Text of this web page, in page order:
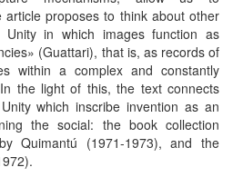
proposes to think about other
in which images function as
(Guattari), that is, as records of
within a complex and constantly
the light of this, the text connects
which inscribe invention as an
the social: the book collection
Quimantú (1971-1973), and the